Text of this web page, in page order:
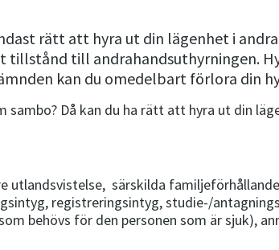
rätt att hyra ut din lägenhet i
tillstånd till andrahandsuthyrningen.
kan du omedelbart förlora din
Då kan du ha rätt att hyra ut din
utlandsvistelse, särskilda
registreringsintyg, studie-/
behövs för den personen som är sjuk),